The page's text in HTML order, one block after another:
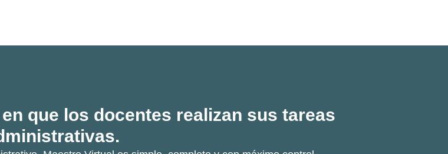
que los docentes realizan sus tareas